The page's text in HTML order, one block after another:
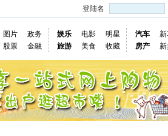
登陆名
图片
政务
股票 金融
娱乐 电影
明星
旅游
美食 收藏
汽车
房产
新